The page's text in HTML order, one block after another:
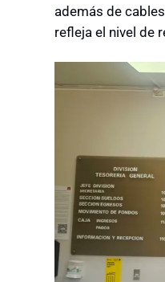
además de
refleja el nivel de